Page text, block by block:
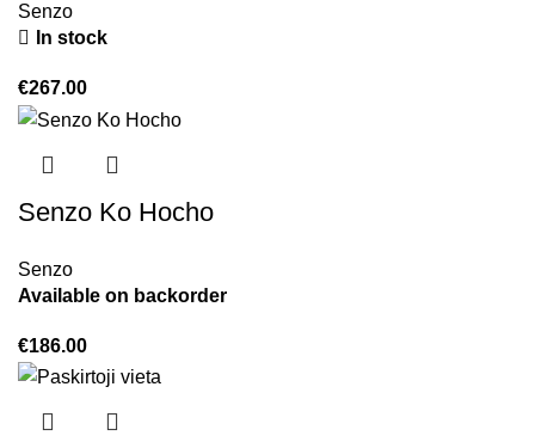
Senzo
In stock
€267.00
Senzo Ko Hocho
Senzo
Available on backorder
€186.00